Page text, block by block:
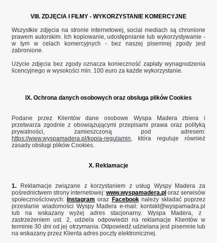
VIII. ZDJĘCIA I FILMY - WYKORZYSTANIE KOMERCYJNE
Wszystkie zdjęcia na stronie internetowej, social mediach są chronione
prawem autorskim. Ich kopiowanie, udostępnianie lub wykorzystywanie -
w tym w celach komercyjnych - bez naszej pisemnej zgody jest
zabronione.
Użycie zdjęcia bez zgody oznacza konieczność zapłaty wynagrodzenia
licencyjnego w wysokości min. 100 euro za każde wykorzystanie.
IX. Ochrona danych osobowych oraz obsługa plików Cookies
Podane przez Klientów dane osobowe Wyspa Madera zbiera i
przetwarza zgodnie z obowiązującymi przepisami prawa oraz polityką
prywatności, zamieszczoną pod adresem:
https://www.wyspamadera.pl/kopia-regulamin, która reguluje również
zasady obsługi plików Cookies.
X. Reklamacje
1. Reklamacje związane z korzystaniem z usług Wyspy Madera za
pośrednictwem strony internetowej: www.wyspamadera.pl oraz serwisów
społecznościowych: Instagram oraz Facebooknależy składać poprzez
przesłanie wiadomości Wyspy Madera e-mail: kontakt@wyspamadra.pl
lub na wskazany wyżej adres stacjonarny. Wyspa Madera, z
zastrzeżeniem ust. 2, udziela odpowiedzi na reklamacje Klientów w
terminie 30 dni od jej otrzymania. Odpowiedź udzielana jest pisemnie lub
na wskazany przez Klienta adres poczty elektronicznej.